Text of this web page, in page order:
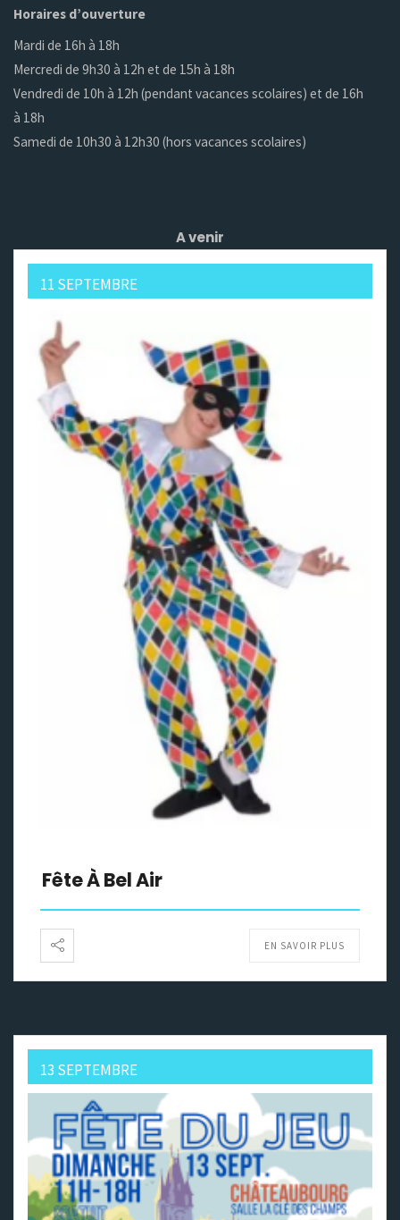
Horaires d’ouverture
Mardi de 16h à 18h
Mercredi de 9h30 à 12h et de 15h à 18h
Vendredi de 10h à 12h (pendant vacances scolaires) et de 16h
à 18h
Samedi de 10h30 à 12h30 (hors vacances scolaires)
A venir
11 SEPTEMBRE
Fête À Bel Air
EN SAVOIR PLUS
13 SEPTEMBRE